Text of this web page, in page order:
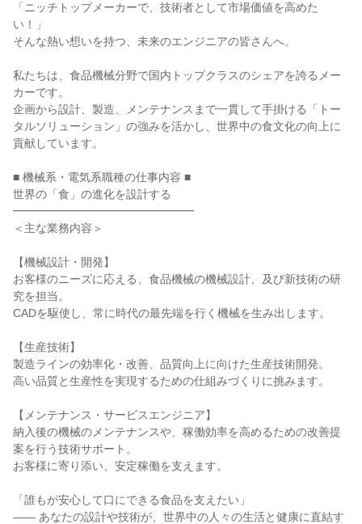
「ニッチトップメーカーで、技術者として市場価値を高めた
い！」
そんな熱い想いを持つ、未来のエンジニアの皆さんへ。
私たちは、食品機械分野で国内トップクラスのシェアを誇るメー
カーです。
企画から設計、製造、メンテナンスまで一貫して手掛ける「トー
タルソリューション」の強みを活かし、世界中の食文化の向上に
貢献しています。
■ 機械系・電気系職種の仕事内容 ■
世界の「食」の進化を設計する
━━━━━━━━━━━━━━━━
＜主な業務内容＞
【機械設計・開発】
お客様のニーズに応える、食品機械の機械設計、及び新技術の研
究を担当。
CADを駆使し、常に時代の最先端を行く機械を生み出します。
【生産技術】
製造ラインの効率化・改善、品質向上に向けた生産技術開発。
高い品質と生産性を実現するための仕組みづくりに挑みます。
【メンテナンス・サービスエンジニア】
納入後の機械のメンテナンスや、稼働効率を高めるための改善提
案を行う技術サポート。
お客様に寄り添い、安定稼働を支えます。
「誰もが安心して口にできる食品を支えたい」
―― あなたの設計や技術が、世界中の人々の生活と健康に直結す